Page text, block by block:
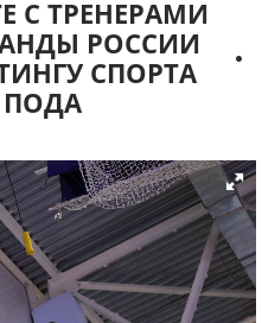
С ТРЕНЕРАМИ
РОССИИ
СПОРТА